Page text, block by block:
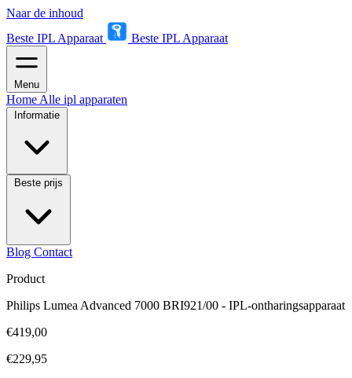
Naar de inhoud
Beste IPL Apparaat
Beste IPL Apparaat
Menu
Home Alle ipl apparaten
Informatie
Beste prijs
Blog Contact
Product
Philips Lumea Advanced 7000 BRI921/00 - IPL-ontharingsapparaat
€419,00
€229,95